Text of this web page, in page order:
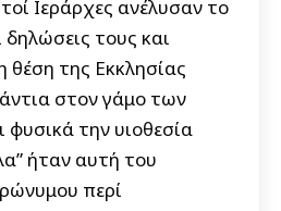
Ιεράρχες ανέλυσαν το
τους και
θέση της Εκκλησίας
στον γάμο των
την υιοθεσία
ήταν αυτή του
περί